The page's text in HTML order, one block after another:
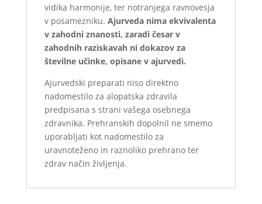
vidika harmonije, ter notranjega ravnovesja
v posamezniku. Ajurveda nima ekvivalenta
v zahodni znanosti, zaradi česar v
zahodnih raziskavah ni dokazov za
številne učinke, opisane v ajurvedi.
Ajurvedski preparati niso direktno
nadomestilo za alopatska zdravila
predpisana s strani vašega osebnega
zdravnika. Prehranskih dopolnil ne smemo
uporabljati kot nadomestilo za
uravnoteženo in raznoliko prehrano ter
zdrav način življenja.